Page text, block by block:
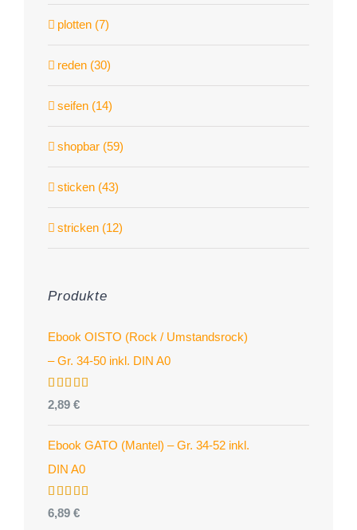
plotten (7)
reden (30)
seifen (14)
shopbar (59)
sticken (43)
stricken (12)
Produkte
Ebook OISTO (Rock / Umstandsrock)
– Gr. 34-50 inkl. DIN A0
Bewertet
mit4.96
von 5
2,89 €
Ebook GATO (Mantel) – Gr. 34-52 inkl.
DIN A0
Bewertet
mit5.00
6,89 €